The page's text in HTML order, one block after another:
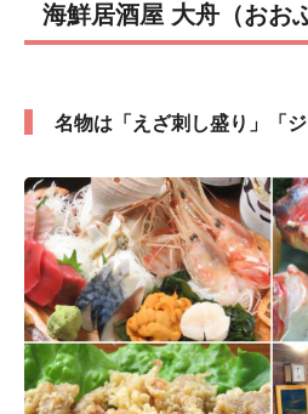
海鮮居酒屋 大舟（おお
名物は「えざ刺し盛り」「ジ